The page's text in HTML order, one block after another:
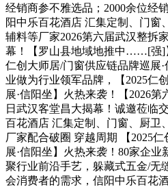
经销商参不雅选品；2000余位经
阳中乐百花酒店 汇集定制、门窗
辅料等厂家2026第六届武汉整拆
幕！【罗山县地域地推中……[强]
仁创大师居/门窗供应链品牌巡展
业做为行业领军品牌，【2025仁
展·信阳坐】火热来袭！【2026第
日武汉客堂昌大揭幕！诚邀莅临
百花酒店 汇集定制、门窗、厨卫
厂家配合破圈 穿越周期 【2025
展·信阳坐】火热来袭！80家企
聚行业前沿手艺，躲藏式五金/无
会消费者的需求，信阳中乐百花